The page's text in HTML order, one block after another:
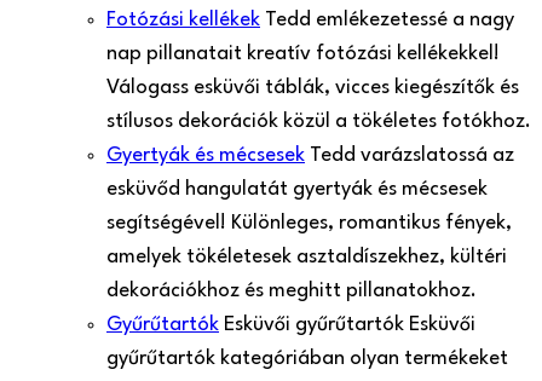
Fotózási kellékek Tedd emlékezetessé a nagy
nap pillanatait kreatív fotózási kellékekkel!
Válogass esküvői táblák, vicces kiegészítők és
stílusos dekorációk közül a tökéletes fotókhoz.
Gyertyák és mécsesek Tedd varázslatossá az
esküvőd hangulatát gyertyák és mécsesek
segítségével! Különleges, romantikus fények,
amelyek tökéletesek asztaldíszekhez, kültéri
dekorációkhoz és meghitt pillanatokhoz.
Gyűrűtartók Esküvői gyűrűtartók Esküvői
gyűrűtartók kategóriában olyan termékeket